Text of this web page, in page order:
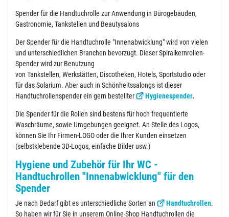
Spender für die Handtuchrolle zur Anwendung in Bürogebäuden,
Gastronomie, Tankstellen und Beautysalons
Der Spender für die Handtuchrolle "Innenabwicklung" wird von vielen
und unterschiedlichen Branchen bevorzugt. Dieser Spiralkernrollen-
Spender wird zur Benutzung
von Tankstellen, Werkstätten, Discotheken, Hotels, Sportstudio oder
für das Solarium. Aber auch in Schönheitssalongs ist dieser
Handtuchrollenspender ein gern bestellter
Hygienespender.
Die Spender für die Rollen sind bestens für hoch frequentierte
Waschräume, sowie Umgebungen geeignet. An Stelle des Logos,
können Sie Ihr Firmen-LOGO oder die Ihrer Kunden einsetzen
(selbstklebende 3D-Logos, einfache Bilder usw.)
Hygiene und Zubehör für Ihr WC -
Handtuchrollen "Innenabwicklung" für den
Spender
Je nach Bedarf gibt es unterschiedliche Sorten an Handtuchrollen.
So haben wir für Sie in unserem Online-Shop Handtuchrollen die